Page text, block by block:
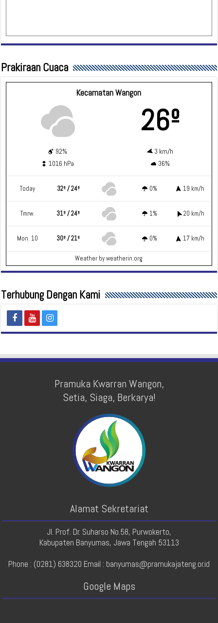
Prakiraan Cuaca
Kecamatan Wangon
26º
92%
3 km/h
1016 hPa
36%
Today 32º / 24º 0% 19 km/h
Tmrw. 31º / 24º 1% 20 km/h
Mon. 10 30º / 21º 0% 17 km/h
Weather by weatherin.org
Terhubung Dengan Kami
Pramuka Kwarran Wangon,
Setia, Siaga, Berkarya!
Alamat Sekretariat
Jl. Prof. Dr. Suharso No.58, Purwokerto,
Kabupaten Banyumas, Jawa Tengah 53113
Phone : (0281) 638320 Email : banyumas@pramukajateng.or.id
Google Maps